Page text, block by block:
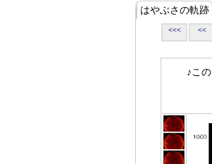
はやぶさの軌跡
<<< <<
♪この